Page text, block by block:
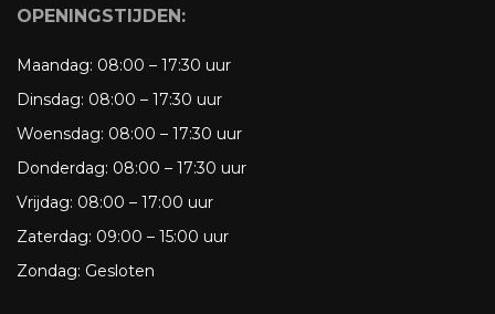
OPENINGSTIJDEN:
Maandag: 08:00 – 17:30 uur
Dinsdag: 08:00 – 17:30 uur
Woensdag: 08:00 – 17:30 uur
Donderdag: 08:00 – 17:30 uur
Vrijdag: 08:00 – 17:00 uur
Zaterdag: 09:00 – 15:00 uur
Zondag: Gesloten